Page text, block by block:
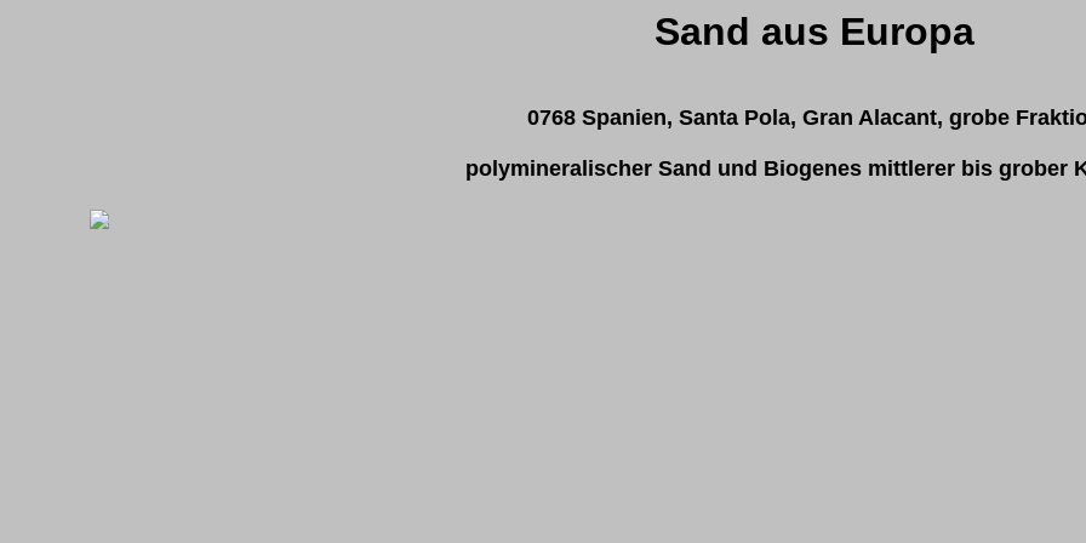
Sand aus Europa
0768 Spanien, Santa Pola, Gran Alacant, grobe
polymineralischer Sand und Biogenes mittlerer bis grober